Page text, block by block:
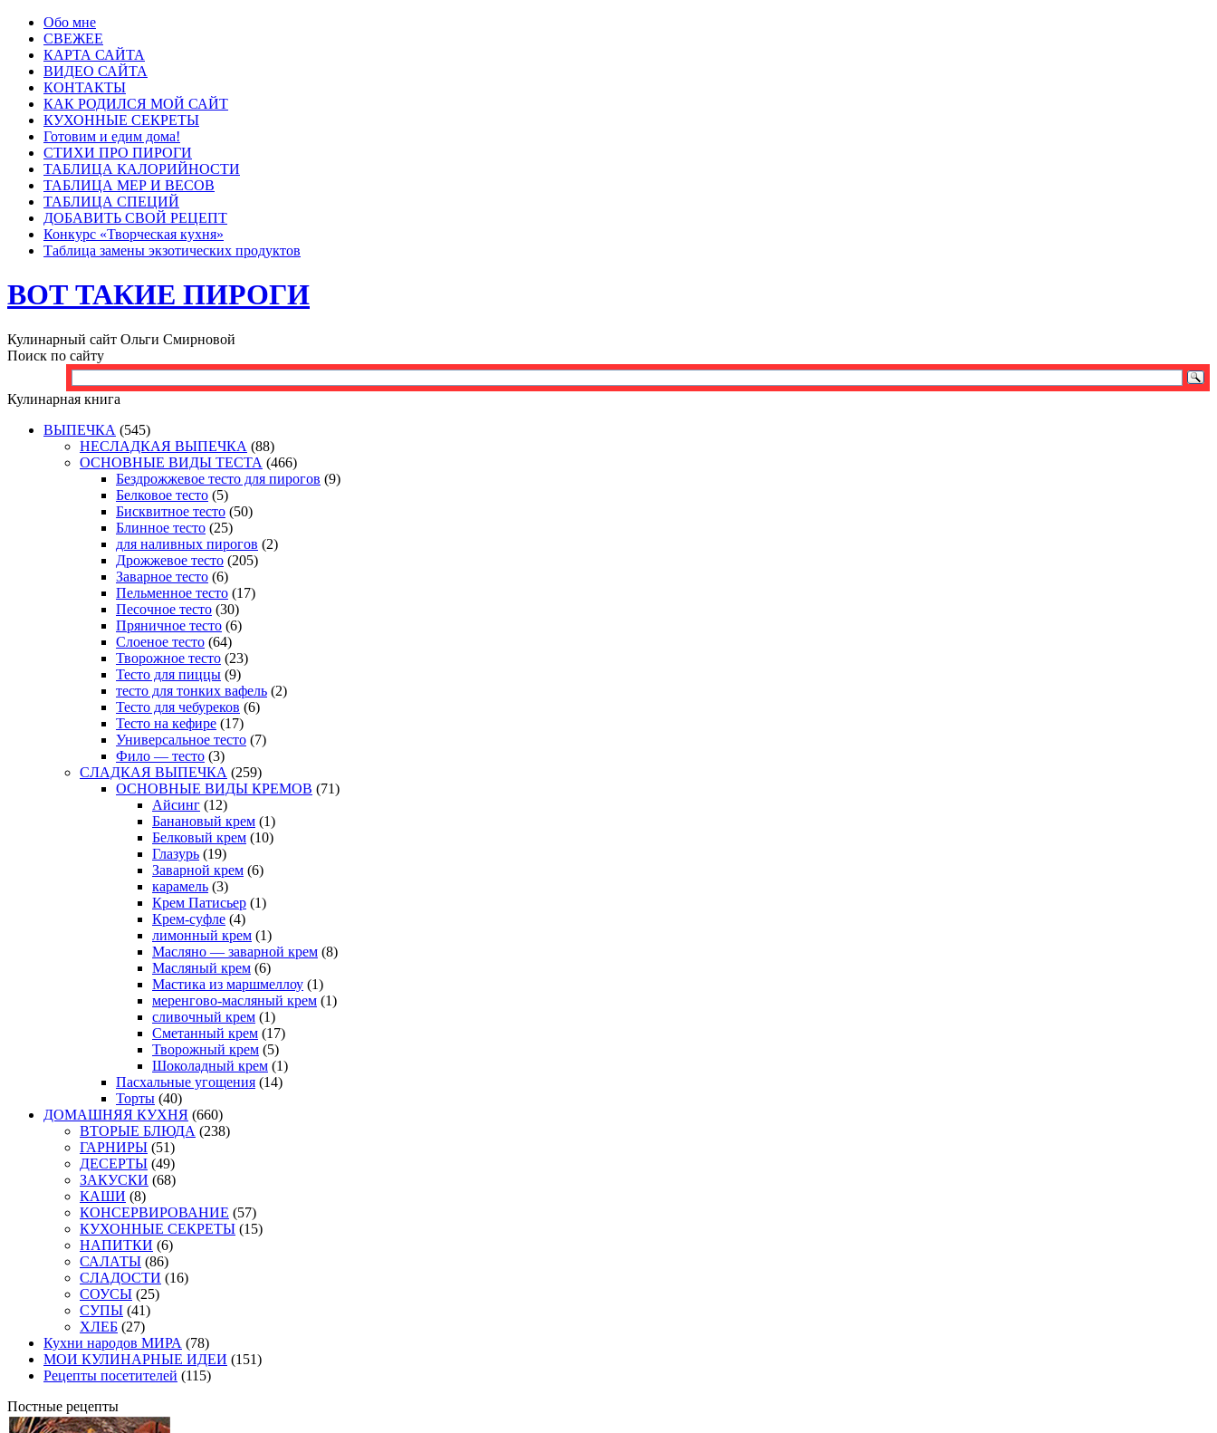
Обо мне
СВЕЖЕЕ
КАРТА САЙТА
ВИДЕО САЙТА
КОНТАКТЫ
КАК РОДИЛСЯ МОЙ САЙТ
КУХОННЫЕ СЕКРЕТЫ
Готовим и едим дома!
СТИХИ ПРО ПИРОГИ
ТАБЛИЦА КАЛОРИЙНОСТИ
ТАБЛИЦА МЕР И ВЕСОВ
ТАБЛИЦА СПЕЦИЙ
ДОБАВИТЬ СВОЙ РЕЦЕПТ
Конкурс «Творческая кухня»
Таблица замены экзотических продуктов
ВОТ ТАКИЕ ПИРОГИ
Кулинарный сайт Ольги Смирновой
Поиск по сайту
Кулинарная книга
ВЫПЕЧКА (545)
НЕСЛАДКАЯ ВЫПЕЧКА (88)
ОСНОВНЫЕ ВИДЫ ТЕСТА (466)
Бездрожжевое тесто для пирогов (9)
Белковое тесто (5)
Бисквитное тесто (50)
Блинное тесто (25)
для наливных пирогов (2)
Дрожжевое тесто (205)
Заварное тесто (6)
Пельменное тесто (17)
Песочное тесто (30)
Пряничное тесто (6)
Слоеное тесто (64)
Творожное тесто (23)
Тесто для пиццы (9)
тесто для тонких вафель (2)
Тесто для чебуреков (6)
Тесто на кефире (17)
Универсальное тесто (7)
Фило — тесто (3)
СЛАДКАЯ ВЫПЕЧКА (259)
ОСНОВНЫЕ ВИДЫ КРЕМОВ (71)
Айсинг (12)
Банановый крем (1)
Белковый крем (10)
Глазурь (19)
Заварной крем (6)
карамель (3)
Крем Патисьер (1)
Крем-суфле (4)
лимонный крем (1)
Масляно — заварной крем (8)
Масляный крем (6)
Мастика из маршмеллоу (1)
меренгово-масляный крем (1)
сливочный крем (1)
Сметанный крем (17)
Творожный крем (5)
Шоколадный крем (1)
Пасхальные угощения (14)
Торты (40)
ДОМАШНЯЯ КУХНЯ (660)
ВТОРЫЕ БЛЮДА (238)
ГАРНИРЫ (51)
ДЕСЕРТЫ (49)
ЗАКУСКИ (68)
КАШИ (8)
КОНСЕРВИРОВАНИЕ (57)
КУХОННЫЕ СЕКРЕТЫ (15)
НАПИТКИ (6)
САЛАТЫ (86)
СЛАДОСТИ (16)
СОУСЫ (25)
СУПЫ (41)
ХЛЕБ (27)
Кухни народов МИРА (78)
МОИ КУЛИНАРНЫЕ ИДЕИ (151)
Рецепты посетителей (115)
Постные рецепты